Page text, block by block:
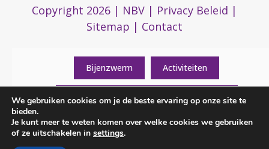
Bijenzwerm Activiteiten
Algemene informatie over de vereniging
Contactgegevens
Copyright 2026 | NBV | Privacy Beleid |
Sitemap | Contact
(0)317 422 422
We gebruiken cookies om je de beste ervaring op onze site te
bieden.
Je kunt meer te weten komen over welke cookies we gebruiken
of ze uitschakelen in settings.